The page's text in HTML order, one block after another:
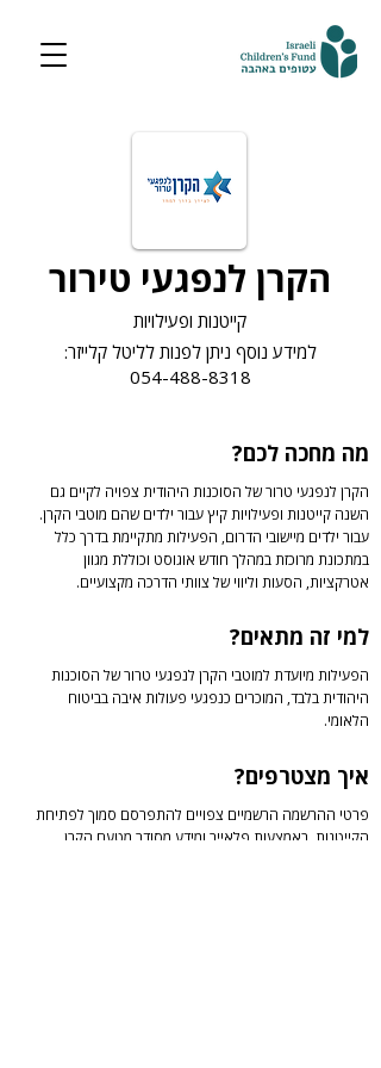
הקרן לנפגעי טירור
קייטנות ופעילויות
למידע נוסף ניתן לפנות לליטל קלייזר:
054-488-8318
מה מחכה לכם?
הקרן לנפגעי טרור של הסוכנות היהודית צפויה לקיים גם
השנה קייטנות ופעילויות קיץ עבור ילדים שהם מוטבי הקרן.
עבור ילדים מיישובי הדרום, הפעילות מתקיימת בדרך כלל
במתכונת מרוכזת במהלך חודש אוגוסט וכוללת מגוון
אטרקציות, הסעות וליווי של צוותי הדרכה מקצועיים.
למי זה מתאים?
הפעילות מיועדת למוטבי הקרן לנפגעי טרור של הסוכנות
היהודית בלבד, המוכרים כנפגעי פעולות איבה בביטוח
הלאומי.
איך מצטרפים?
פרטי ההרשמה הרשמיים צפויים להתפרסם סמוך לפתיחת
הקייטנות, באמצעות פלאייר ומידע מסודר מטעם הקרן